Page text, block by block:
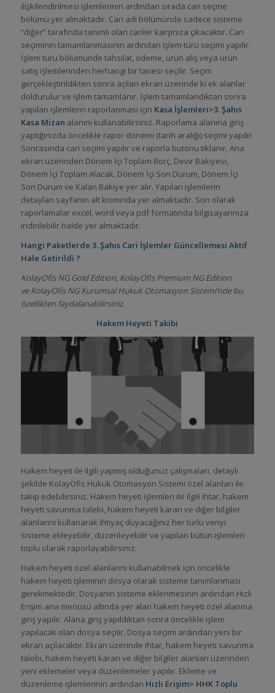
ilişkilendirilmesi işlemlerinin ardından sırada cari seçme
bölümü yer almaktadır. Cari adı bölümünde sadece sisteme
“diğer” tarafında tanımlı olan cariler karşınıza çıkacaktır. Cari
seçiminin tamamlanmasının ardından işlem türü seçimi yapılır.
İşlem türü bölümünde tahsilat, ödeme, ürün alış veya ürün
satış işlemlerinden herhangi bir tanesi seçilir. Seçim
gerçekleştirildikten sonra açılan ekran üzerinde ki ek alanlar
doldurulur ve işlem tamamlanır. İşlem tamamlandıktan sonra
yapılan işlemlerin raporlanması için Kasa İşlemleri>3. Şahıs
Kasa Mizan alanını kullanabilirsiniz. Raporlama alanına giriş
yaptığınızda öncelikle rapor dönemi (tarih aralığı) seçimi yapılır.
Sonrasında cari seçimi yapılır ve raporla butonu tıklanır. Ana
ekran üzerinden Dönem İçi Toplam Borç, Devir Bakiyesi,
Dönem İçi Toplam Alacak, Dönem İçi Son Durum, Dönem İçi
Son Durum ve Kalan Bakiye yer alır. Yapılan işlemlerin
detayları sayfanın alt kısmında yer almaktadır. Son olarak
raporlamalar excel, word veya pdf formatında bilgisayarınıza
indirilebilir halde yer almaktadır.
Hangi Paketlerde 3. Şahıs Cari İşlemlerGüncellemesi Aktif
Hale Getirildi ?
KolayOfis NG Gold Edition, KolayOfis Premium NG Edition
ve KolayOfis NG Kurumsal Hukuk Otomasyon Sistemi’nde bu
özellikten faydalanabilirsiniz.
Hakem Heyeti Takibi
Hakem heyeti ile ilgili yapmış olduğunuz çalışmaları, detaylı
şekilde KolayOfis Hukuk Otomasyon Sistemi özel alanları ile
takip edebilirsiniz. Hakem heyeti işlemleri ile ilgili ihtar, hakem
heyeti savunma talebi, hakem heyeti kararı ve diğer bilgiler
alanlarını kullanarak ihtiyaç duyacağınız her türlü veriyi
sisteme ekleyebilir, düzenleyebilir ve yapılan bütün işlemleri
toplu olarak raporlayabilirsiniz.
Hakem heyeti özel alanlarını kullanabilmek için öncelikle
hakem heyeti işleminin dosya olarak sisteme tanımlanması
gerekmektedir. Dosyanın sisteme eklenmesinin ardından Hızlı
Erişim ana menüsü altında yer alan hakem heyeti özel alanına
giriş yapılır. Alana giriş yapıldıktan sonra öncelikle işlem
yapılacak olan dosya seçilir. Dosya seçimi ardından yeni bir
ekran açılacaktır. Ekran üzerinde ihtar, hakem heyeti savunma
talebi, hakem heyeti kararı ve diğer bilgiler alanları üzerinden
yeni eklemeler veya düzenlemeler yapılır. Ekleme ve
düzenleme işlemlerinin ardından Hızlı Erişim> HHK Toplu